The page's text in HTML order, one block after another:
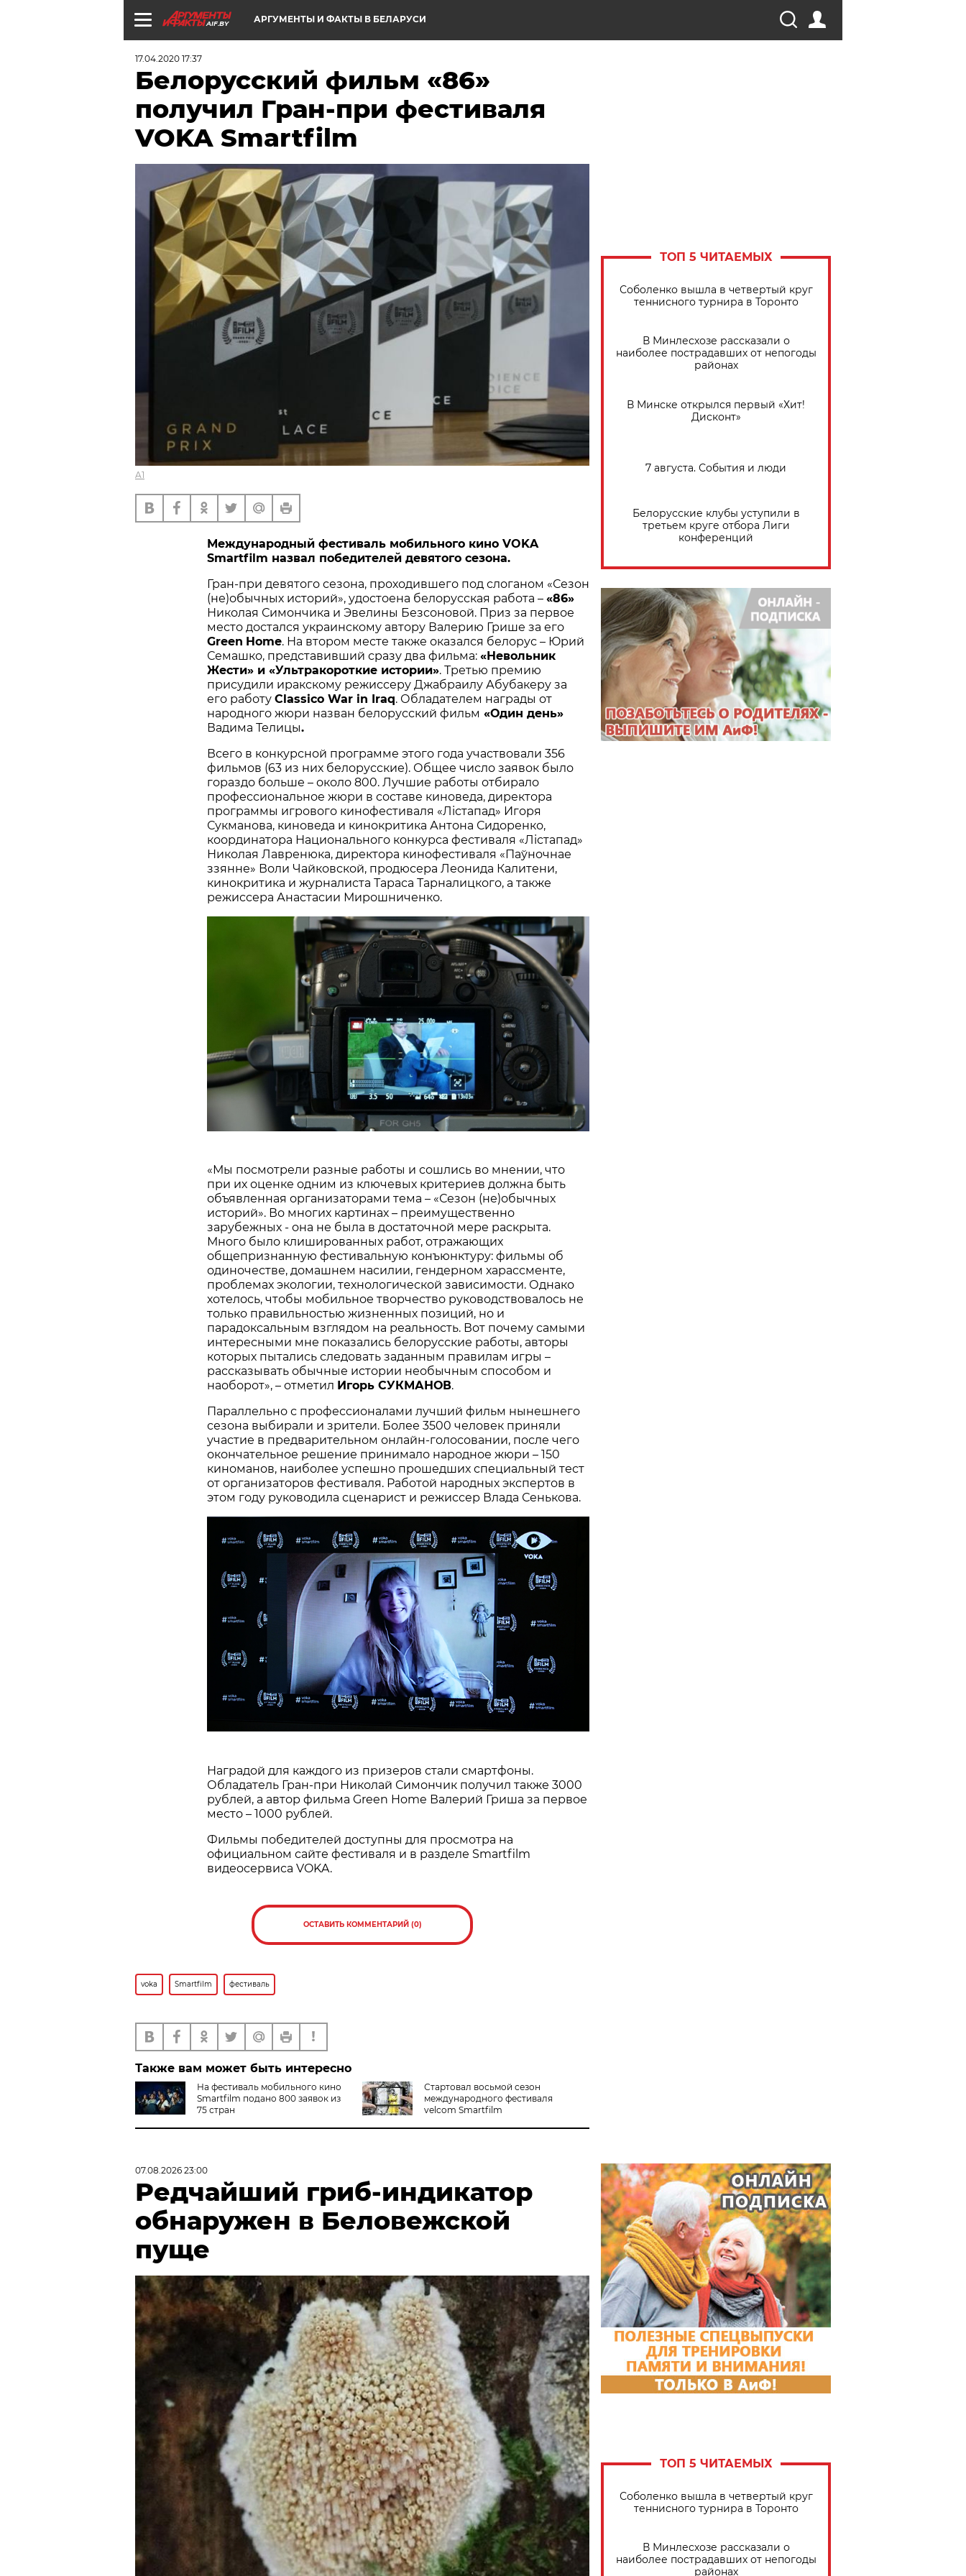
AIF.BY АРГУМЕНТЫ И ФАКТЫ В БЕЛАРУСИ
17.04.2020 17:37
Белорусский фильм «86»
получил Гран-при фестиваля
VOKA Smartfilm
A1
Международный фестиваль мобильного кино VOKA
Smartfilm назвал победителей девятого сезона.
Гран-при девятого сезона, проходившего под слоганом «Сезон
(не)обычных историй», удостоена белорусская работа – «86»
Николая Симончика и Эвелины Безсоновой. Приз за первое
место достался украинскому автору Валерию Грише за его
Green Home. На втором месте также оказался белорус – Юрий
Семашко, представивший сразу два фильма: «Невольник
Жести» и «Ультракороткие истории». Третью премию
присудили иракскому режиссеру Джабраилу Абубакеру за
его работу Classico War in Iraq. Обладателем награды от
народного жюри назван белорусский фильм «Один день»
Вадима Телицы.
Всего в конкурсной программе этого года участвовали 356
фильмов (63 из них белорусские). Общее число заявок было
гораздо больше – около 800. Лучшие работы отбирало
профессиональное жюри в составе киноведа, директора
программы игрового кинофестиваля «Лiстапад» Игоря
Сукманова, киноведа и кинокритика Антона Сидоренко,
координатора Национального конкурса фестиваля «Лiстапад»
Николая Лавренюка, директора кинофестиваля «Паўночнае
ззянне» Воли Чайковской, продюсера Леонида Калитени,
кинокритика и журналиста Тараса Тарналицкого, а также
режиссера Анастасии Мирошниченко.
«Мы посмотрели разные работы и сошлись во мнении, что
при их оценке одним из ключевых критериев должна быть
объявленная организаторами тема – «Сезон (не)обычных
историй». Во многих картинах – преимущественно
зарубежных - она не была в достаточной мере раскрыта.
Много было клишированных работ, отражающих
общепризнанную фестивальную конъюнктуру: фильмы об
одиночестве, домашнем насилии, гендерном харассменте,
проблемах экологии, технологической зависимости. Однако
хотелось, чтобы мобильное творчество руководствовалось не
только правильностью жизненных позиций, но и
парадоксальным взглядом на реальность. Вот почему самыми
интересными мне показались белорусские работы, авторы
которых пытались следовать заданным правилам игры –
рассказывать обычные истории необычным способом и
наоборот», – отметил Игорь СУКМАНОВ.
Параллельно с профессионалами лучший фильм нынешнего
сезона выбирали и зрители. Более 3500 человек приняли
участие в предварительном онлайн-голосовании, после чего
окончательное решение принимало народное жюри – 150
киноманов, наиболее успешно прошедших специальный тест
от организаторов фестиваля. Работой народных экспертов в
этом году руководила сценарист и режиссер Влада Сенькова.
Наградой для каждого из призеров стали смартфоны.
Обладатель Гран-при Николай Симончик получил также 3000
рублей, а автор фильма Green Home Валерий Гриша за первое
место – 1000 рублей.
Фильмы победителей доступны для просмотра на
официальном сайте фестиваля и в разделе Smartfilm
видеосервиса VOKA.
ОСТАВИТЬ КОММЕНТАРИЙ (0)
voka Smartfilm фестиваль
Также вам может быть интересно
На фестиваль мобильного кино
Smartfilm подано 800 заявок из
75 стран
Стартовал восьмой сезон
международного фестиваля
velcom Smartfilm
ТОП 5 ЧИТАЕМЫХ
Соболенко вышла в четвертый круг
теннисного турнира в Торонто
В Минлесхозе рассказали о
наиболее пострадавших от непогоды
районах
В Минске открылся первый «Хит!
Дисконт»
7 августа. События и люди
Белорусские клубы уступили в
третьем круге отбора Лиги
конференций
07.08.2026 23:00
Редчайший гриб-индикатор
обнаружен в Беловежской
пуще
ТОП 5 ЧИТАЕМЫХ
Соболенко вышла в четвертый круг
теннисного турнира в Торонто
В Минлесхозе рассказали о
наиболее пострадавших от непогоды
районах